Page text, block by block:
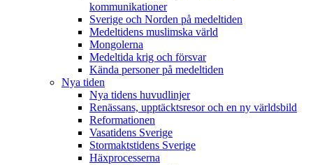
kommunikationer
Sverige och Norden på medeltiden
Medeltidens muslimska värld
Mongolerna
Medeltida krig och försvar
Kända personer på medeltiden
Nya tiden
Nya tidens huvudlinjer
Renässans, upptäcktsresor och en ny världsbild
Reformationen
Vasatidens Sverige
Stormaktstidens Sverige
Häxprocesserna